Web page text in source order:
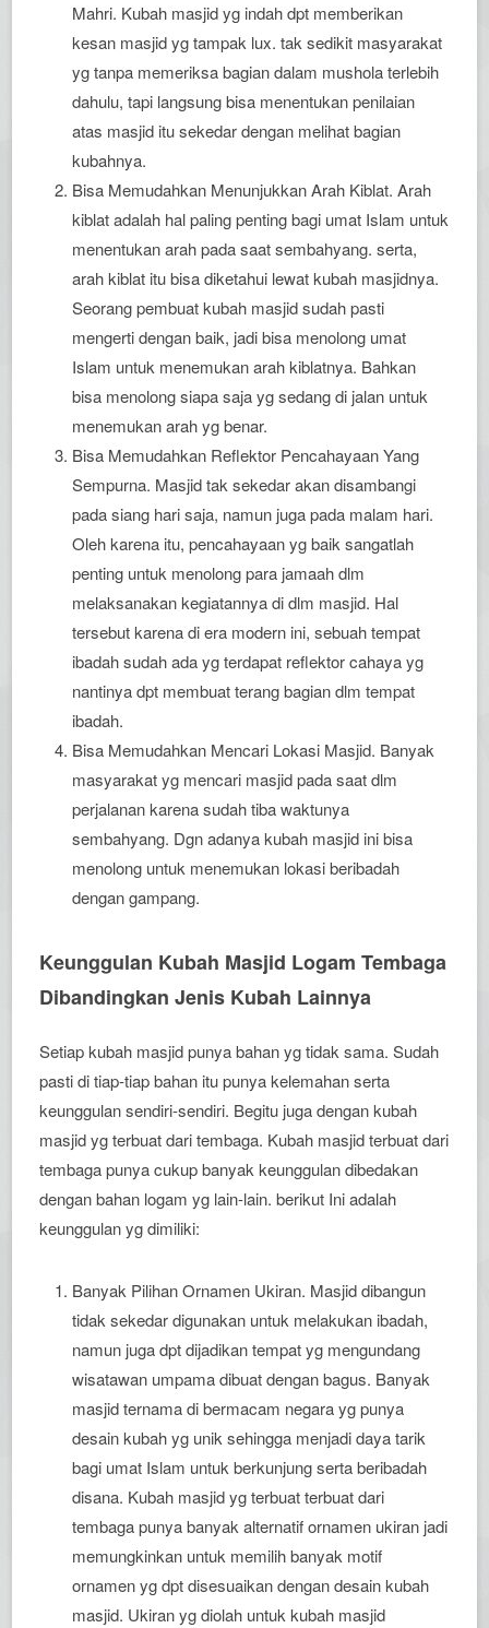
Mahri. Kubah masjid yg indah dpt memberikan
kesan masjid yg tampak lux. tak sedikit masyarakat
yg tanpa memeriksa bagian dalam mushola terlebih
dahulu, tapi langsung bisa menentukan penilaian
atas masjid itu sekedar dengan melihat bagian
kubahnya.
Bisa Memudahkan Menunjukkan Arah Kiblat. Arah
kiblat adalah hal paling penting bagi umat Islam untuk
menentukan arah pada saat sembahyang. serta,
arah kiblat itu bisa diketahui lewat kubah masjidnya.
Seorang pembuat kubah masjid sudah pasti
mengerti dengan baik, jadi bisa menolong umat
Islam untuk menemukan arah kiblatnya. Bahkan
bisa menolong siapa saja yg sedang di jalan untuk
menemukan arah yg benar.
Bisa Memudahkan Reflektor Pencahayaan Yang
Sempurna. Masjid tak sekedar akan disambangi
pada siang hari saja, namun juga pada malam hari.
Oleh karena itu, pencahayaan yg baik sangatlah
penting untuk menolong para jamaah dlm
melaksanakan kegiatannya di dlm masjid. Hal
tersebut karena di era modern ini, sebuah tempat
ibadah sudah ada yg terdapat reflektor cahaya yg
nantinya dpt membuat terang bagian dlm tempat
ibadah.
Bisa Memudahkan Mencari Lokasi Masjid. Banyak
masyarakat yg mencari masjid pada saat dlm
perjalanan karena sudah tiba waktunya
sembahyang. Dgn adanya kubah masjid ini bisa
menolong untuk menemukan lokasi beribadah
dengan gampang.
Keunggulan Kubah Masjid Logam Tembaga
Dibandingkan Jenis Kubah Lainnya
Setiap kubah masjid punya bahan yg tidak sama. Sudah
pasti di tiap-tiap bahan itu punya kelemahan serta
keunggulan sendiri-sendiri. Begitu juga dengan kubah
masjid yg terbuat dari tembaga. Kubah masjid terbuat dari
tembaga punya cukup banyak keunggulan dibedakan
dengan bahan logam yg lain-lain. berikut Ini adalah
keunggulan yg dimiliki:
Banyak Pilihan Ornamen Ukiran. Masjid dibangun
tidak sekedar digunakan untuk melakukan ibadah,
namun juga dpt dijadikan tempat yg mengundang
wisatawan umpama dibuat dengan bagus. Banyak
masjid ternama di bermacam negara yg punya
desain kubah yg unik sehingga menjadi daya tarik
bagi umat Islam untuk berkunjung serta beribadah
disana. Kubah masjid yg terbuat terbuat dari
tembaga punya banyak alternatif ornamen ukiran jadi
memungkinkan untuk memilih banyak motif
ornamen yg dpt disesuaikan dengan desain kubah
masjid. Ukiran yg diolah untuk kubah masjid